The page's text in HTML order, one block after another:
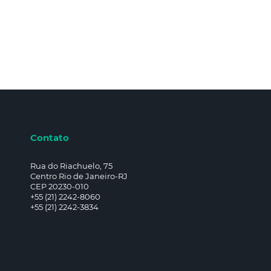
Contato
Rua do Riachuelo, 75
Centro Rio de Janeiro-RJ
CEP 20230-010
+55 (21) 2242-8060
+55 (21) 2242-3834